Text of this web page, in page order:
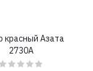
красный Азата
2730A